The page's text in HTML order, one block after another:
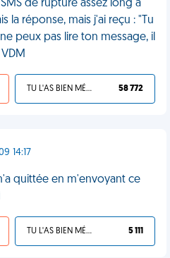
de rupture assez long à
la réponse, mais j'ai reçu : "Tu
peux pas lire ton message, il
TU L'AS BIEN MÉRITÉ 58 772
14:17
quittée en m'envoyant ce
TU L'AS BIEN MÉRITÉ 5 111